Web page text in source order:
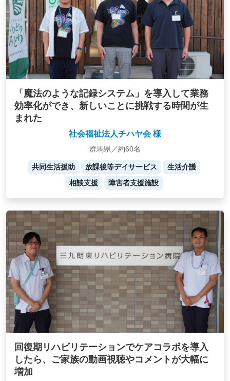
「魔法のような記録システム」を導入して業務
効率化ができ、新しいことに挑戦する時間が生
まれた
社会福祉法人チハヤ会 様
群馬県／約60名
共同生活援助 放課後等デイサービス
生活介護
相談支援
障害者支援施設
回復期リハビリテーションでケアコラボを導入
したら、ご家族の動画視聴やコメントが大幅に
増加